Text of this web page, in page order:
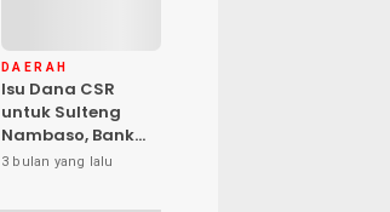
DAERAH
Isu Dana CSR
untuk Sulteng
Nambaso, Bank
Sulteng Tegas
3 bulan yang lalu